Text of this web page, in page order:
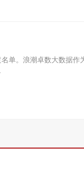
单。浪潮卓数大数据作